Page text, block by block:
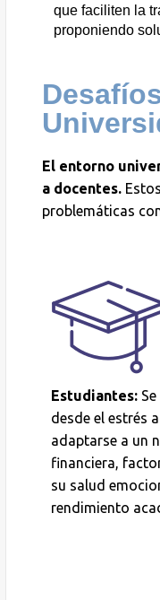
que faciliten la
proponiendo
El entorno
a docentes.
problemáticas
Estudiantes:
desde el estrés
adaptarse a un
financiera,
su salud
rendimiento